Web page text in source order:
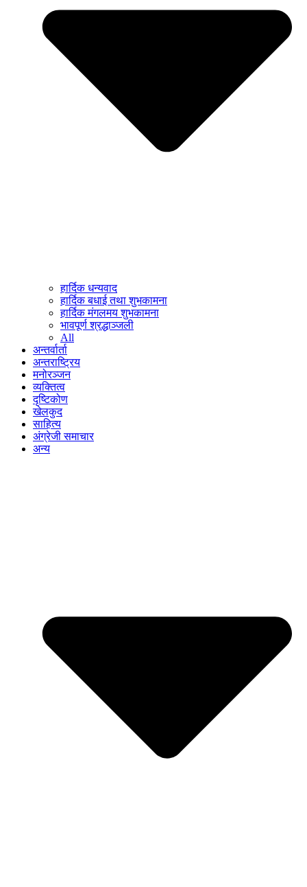
हार्दिक धन्यवाद
हार्दिक बधाई तथा शुभकामना
हार्दिक मंगलमय शुभकामना
भावपूर्ण श्रद्धाञ्जली
All
अन्तर्वार्ता
अन्तराष्ट्रिय
मनोरञ्जन
व्यक्तित्व
दृष्टिकोण
खेलकुद
साहित्य
अंग्रेजी समाचार
अन्य